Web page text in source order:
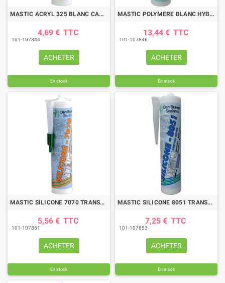
MASTIC ACRYL 325 BLANC CARTOUCHE 300ML
4,69 € TTC
101-107844
ACHETER
En stock
MASTIC POLYMERE BLANC HYBRISEAL500 CART.300ML
13,44 € TTC
101-107846
ACHETER
En stock
MASTIC SILICONE 7070 TRANSLUCIDE CART. 300ML
5,56 € TTC
101-107851
ACHETER
En stock
MASTIC SILICONE 8051 TRANSL. CART.300ML
7,25 € TTC
101-107853
ACHETER
En stock